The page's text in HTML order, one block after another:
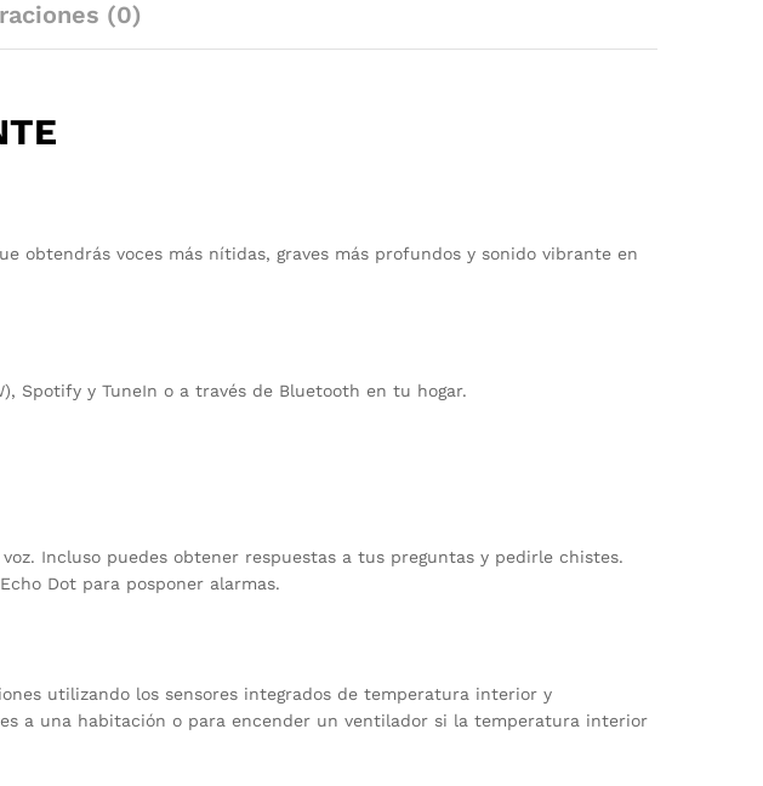
(0)
obtendrás voces más nítidas, graves más profundos y sonido vibrante en
Spotify y TuneIn o a través de Bluetooth en tu hogar.
Incluso puedes obtener respuestas a tus preguntas y pedirle chistes.
Dot para posponer alarmas.
utilizando los sensores integrados de temperatura interior y
a una habitación o para encender un ventilador si la temperatura interior